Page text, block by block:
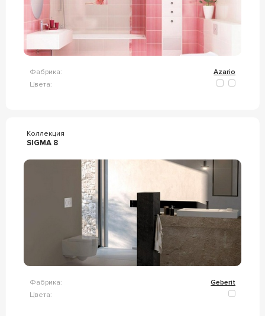
Фабрика:
Azario
Цвета:
Коллекция
SIGMA 8
Фабрика:
Geberit
Цвета: